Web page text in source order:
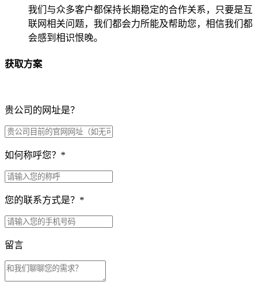
我们与众多客户都保持长期稳定的合作关系，只要是互
联网相关问题，我们都会力所能及帮助您，相信我们都
会感到相识恨晚。
获取方案
贵公司的网址是？
如何称呼您？ *
您的联系方式是？ *
留言